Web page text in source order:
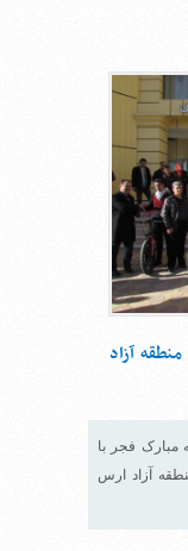
آزاد
مبارک فجر با
آزاد ارس